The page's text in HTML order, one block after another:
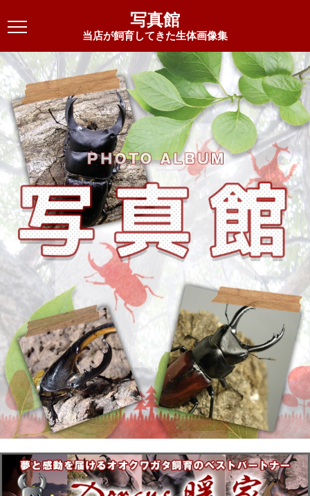
写真館
当店が飼育してきた生体画像集